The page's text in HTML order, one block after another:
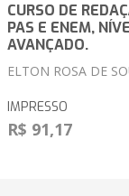
CURSO DE
PAS E ENEM,
AVANÇADO.
ELTON ROSA DE
IMPRESSO
R$ 91,17